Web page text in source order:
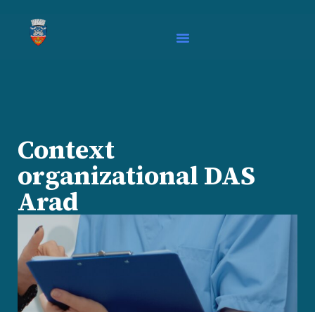
Context
organizational DAS
Arad